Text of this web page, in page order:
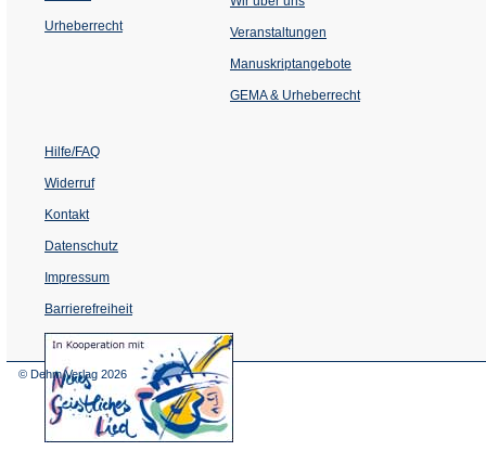
Urheberrecht Veranstaltungen
einem
Tab)
Manuskriptangebote
GEMA & Urheberrecht
Hilfe/FAQ
Widerruf
Kontakt
Datenschutz
Impressum
Barrierefreiheit
(Öffnet
in
© Dehm Verlag 2026